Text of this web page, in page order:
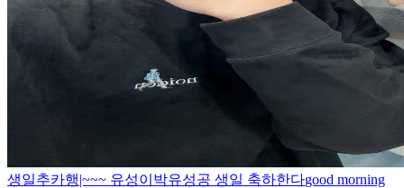
생일추카행|~~~ 유성이 박유성공 생일 축하한다good morning